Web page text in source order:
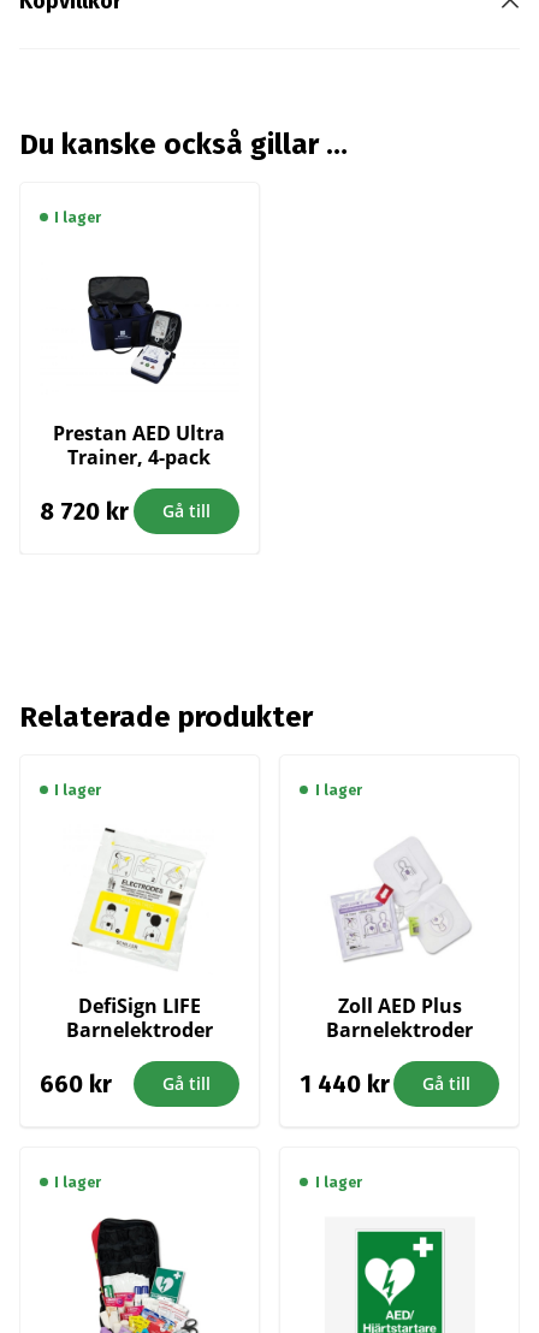
Du kanske också gillar …
I lager
Prestan AED Ultra
Trainer, 4-pack
8 720 kr Gå till
Relaterade produkter
I lager
DefiSign LIFE
Barnelektroder
660 kr Gå till
I lager
Zoll AED Plus
Barnelektroder
1 440 kr Gå till
I lager I lager